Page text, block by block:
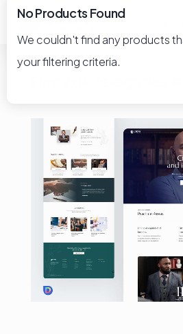
Firma de Abogados
No Products Found
We couldn't find any products
your filtering criteria.